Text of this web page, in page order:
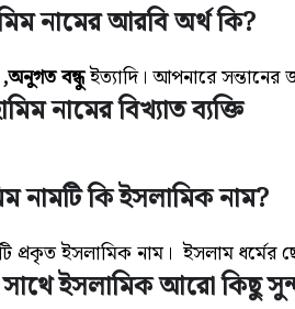
নামের আরবি অর্থ কি?
,অনুগত বন্ধুইত্যাদি। আপনারে সন্তানের
নামের বিখ্যাত ব্যক্তি
নামটি কি ইসলামিক নাম?
প্রকৃত ইসলামিক নাম। ইসলাম
সাথে ইসলামিক আরো কিছু